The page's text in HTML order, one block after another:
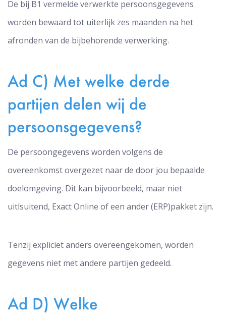
De bij B1 vermelde verwerkte persoonsgegevens
worden bewaard tot uiterlijk zes maanden na het
afronden van de bijbehorende verwerking.
Ad C) Met welke derde
partijen delen wij de
persoonsgegevens?
De persoongegevens worden volgens de
overeenkomst overgezet naar de door jou bepaalde
doelomgeving. Dit kan bijvoorbeeld, maar niet
uitlsuitend, Exact Online of een ander (ERP)pakket zijn.
Tenzij expliciet anders overeengekomen, worden
gegevens niet met andere partijen gedeeld.
Ad D) Welke